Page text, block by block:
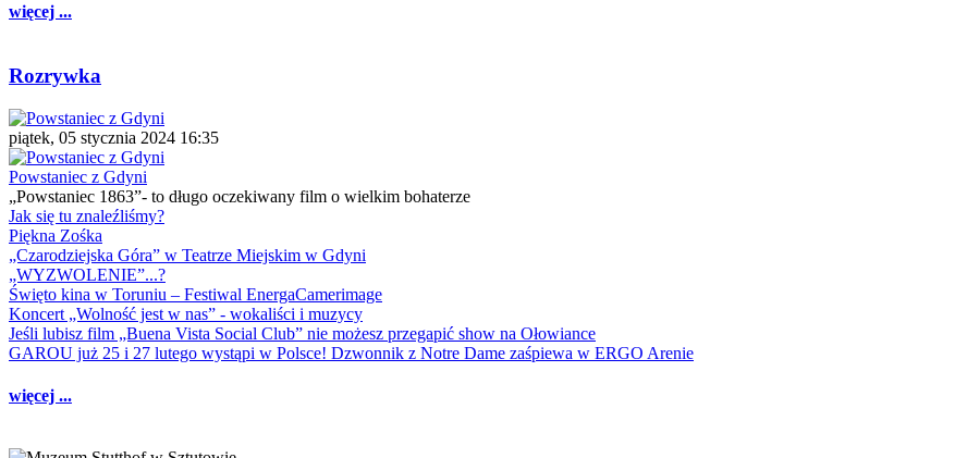
więcej ...
Rozrywka
piątek, 05 stycznia 2024 16:35
Powstaniec z Gdyni
„Powstaniec 1863”- to długo oczekiwany film o wielkim bohaterze
Jak się tu znaleźliśmy?
Piękna Zośka
„Czarodziejska Góra” w Teatrze Miejskim w Gdyni
„WYZWOLENIE”...?
Święto kina w Toruniu – Festiwal EnergaCamerimage
Koncert „Wolność jest w nas” - wokaliści i muzycy
Jeśli lubisz film „Buena Vista Social Club” nie możesz przegapić show na Ołowiance
GAROU już 25 i 27 lutego wystąpi w Polsce! Dzwonnik z Notre Dame zaśpiewa w ERGO Arenie
więcej ...